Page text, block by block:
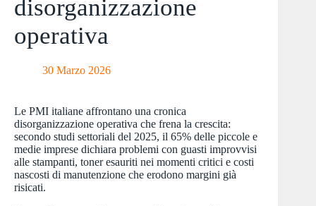
disorganizzazione
operativa
30 Marzo 2026
Le PMI italiane affrontano una cronica
disorganizzazione operativa che frena la crescita:
secondo studi settoriali del 2025, il 65% delle piccole e
medie imprese dichiara problemi con guasti improvvisi
alle stampanti, toner esauriti nei momenti critici e costi
nascosti di manutenzione che erodono margini già
risicati.